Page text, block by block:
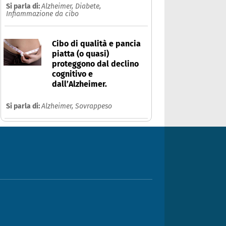
Si parla di:Alzheimer, Diabete,
Infiammazione da cibo
Cibo di qualità e pancia
piatta (o quasi)
proteggono dal declino
cognitivo e
dall’Alzheimer.
Si parla di:Alzheimer, Sovrappeso